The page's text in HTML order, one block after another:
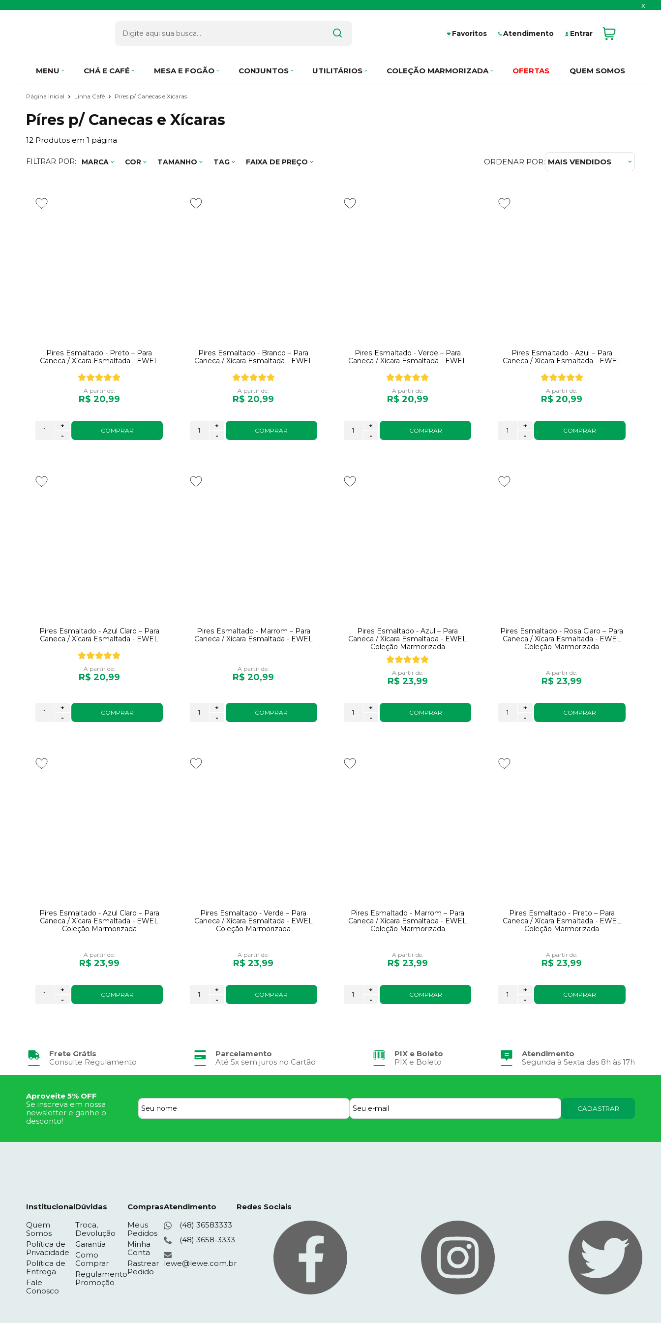
x
Favoritos Atendimento Entrar
MENU CHÁ E CAFÉ MESA E FOGÃO CONJUNTOS UTILITÁRIOS COLEÇÃO MARMORIZADA OFERTAS QUEM SOMOS
Página Inicial Linha Café Píres p/ Canecas e Xícaras
Píres p/ Canecas e Xícaras
12 Produtos em 1 página
FILTRAR POR: MARCA COR TAMANHO TAG FAIXA DE PREÇO ORDENAR POR: MAIS VENDIDOS
Pires Esmaltado - Preto – Para
Caneca / Xícara Esmaltada - EWEL
A partir de:
R$ 20,99
-
+
COMPRAR
Pires Esmaltado - Branco – Para
Caneca / Xícara Esmaltada - EWEL
A partir de:
R$ 20,99
-
+
COMPRAR
Pires Esmaltado - Verde – Para
Caneca / Xícara Esmaltada - EWEL
A partir de:
R$ 20,99
-
+
COMPRAR
Pires Esmaltado - Azul – Para
Caneca / Xícara Esmaltada - EWEL
A partir de:
R$ 20,99
-
+
COMPRAR
Pires Esmaltado - Azul Claro – Para
Caneca / Xícara Esmaltada - EWEL
A partir de:
R$ 20,99
-
+
COMPRAR
Pires Esmaltado - Marrom – Para
Caneca / Xícara Esmaltada - EWEL
A partir de:
R$ 20,99
-
+
COMPRAR
Pires Esmaltado - Azul – Para
Caneca / Xícara Esmaltada - EWEL
Coleção Marmorizada
A partir de:
R$ 23,99
-
+
COMPRAR
Pires Esmaltado - Rosa Claro – Para
Caneca / Xícara Esmaltada - EWEL
Coleção Marmorizada
A partir de:
R$ 23,99
-
+
COMPRAR
Pires Esmaltado - Azul Claro – Para
Caneca / Xícara Esmaltada - EWEL
Coleção Marmorizada
A partir de:
R$ 23,99
-
+
COMPRAR
Pires Esmaltado - Verde – Para
Caneca / Xícara Esmaltada - EWEL
Coleção Marmorizada
A partir de:
R$ 23,99
-
+
COMPRAR
Pires Esmaltado - Marrom – Para
Caneca / Xícara Esmaltada - EWEL
Coleção Marmorizada
A partir de:
R$ 23,99
-
+
COMPRAR
Pires Esmaltado - Preto – Para
Caneca / Xícara Esmaltada - EWEL
Coleção Marmorizada
A partir de:
R$ 23,99
-
+
COMPRAR
Frete Grátis
Consulte Regulamento
Parcelamento
Até 5x sem juros no Cartão
PIX e Boleto
PIX e Boleto
Atendimento
Segunda à Sexta das 8h às 17h
Aproveite 5% OFF
Se inscreva em nossa
newsletter e ganhe o
desconto!
CADASTRAR
Institucional
Quem
Somos
Política de
Privacidade
Política de
Entrega
Fale
Conosco
Dúvidas
Troca,
Devolução
Garantia
Como
Comprar
Regulamento
Promoção
Compras
Meus
Pedidos
Minha
Conta
Rastrear
Pedido
Atendimento
(48) 36583333
(48) 3658-3333
lewe@lewe.com.br
Redes Sociais